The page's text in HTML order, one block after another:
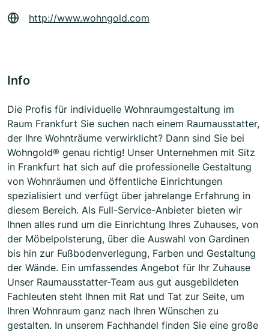
http://www.wohngold.com
Info
Die Profis für individuelle Wohnraumgestaltung im
Raum Frankfurt Sie suchen nach einem Raumausstatter,
der Ihre Wohnträume verwirklicht? Dann sind Sie bei
Wohngold® genau richtig! Unser Unternehmen mit Sitz
in Frankfurt hat sich auf die professionelle Gestaltung
von Wohnräumen und öffentliche Einrichtungen
spezialisiert und verfügt über jahrelange Erfahrung in
diesem Bereich. Als Full-Service-Anbieter bieten wir
Ihnen alles rund um die Einrichtung Ihres Zuhauses, von
der Möbelpolsterung, über die Auswahl von Gardinen
bis hin zur Fußbodenverlegung, Farben und Gestaltung
der Wände. Ein umfassendes Angebot für Ihr Zuhause
Unser Raumausstatter-Team aus gut ausgebildeten
Fachleuten steht Ihnen mit Rat und Tat zur Seite, um
Ihren Wohnraum ganz nach Ihren Wünschen zu
gestalten. In unserem Fachhandel finden Sie eine große